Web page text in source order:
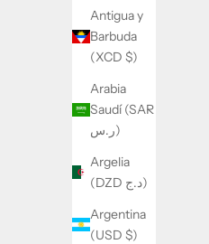
Antigua y
Barbuda
(XCD $)
Arabia
Saudí (SAR
ر.س)
Argelia
(DZD د.ج)
Argentina
(USD $)